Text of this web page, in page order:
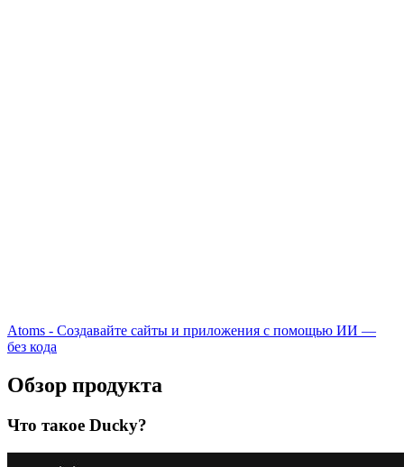
Atoms - Создавайте сайты и приложения с помощью ИИ —
без кода
Обзор продукта
Что такое Ducky?